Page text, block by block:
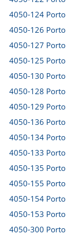
4050-124 Porto
4050-126 Porto
4050-127 Porto
4050-125 Porto
4050-130 Porto
4050-128 Porto
4050-129 Porto
4050-136 Porto
4050-134 Porto
4050-133 Porto
4050-135 Porto
4050-155 Porto
4050-154 Porto
4050-153 Porto
4050-300 Porto